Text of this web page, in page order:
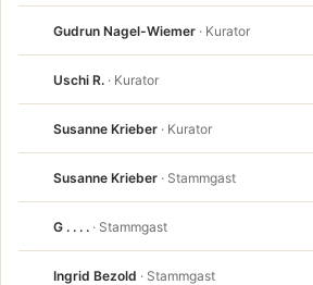
Gudrun Nagel-Wiemer · Kurator
Uschi R. · Kurator
Susanne Krieber · Kurator
Susanne Krieber · Stammgast
G . . . . · Stammgast
Ingrid Bezold · Stammgast